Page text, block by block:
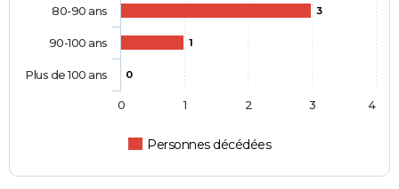
3
1
0
Personnes décédées
80-90 ans
90-100 ans
Plus de 100 ans
0 1 2 3 4